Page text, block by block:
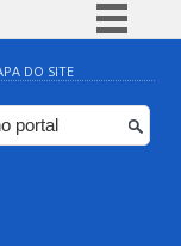
BR
DO SITE